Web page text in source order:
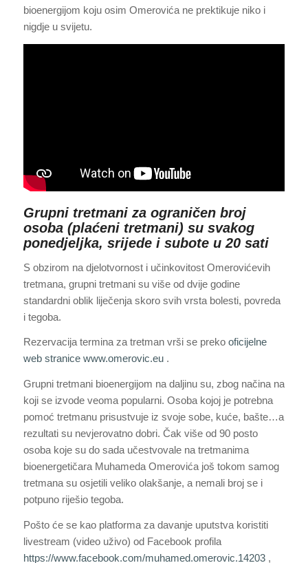
bioenergijom koju osim Omerovića ne prektikuje niko i
nigdje u svijetu.
Grupni tretmani za ograničen broj
osoba (plaćeni tretmani) su svakog
ponedjeljka, srijede i subote u 20 sati
S obzirom na djelotvornost i učinkovitost Omerovićevih
tretmana, grupni tretmani su više od dvije godine
standardni oblik liječenja skoro svih vrsta bolesti, povreda
i tegoba.
Rezervacija termina za tretman vrši se preko oficijelne
web stranice www.omerovic.eu.
Grupni tretmani bioenergijom na daljinu su, zbog načina na
koji se izvode veoma popularni. Osoba kojoj je potrebna
pomoć tretmanu prisustvuje iz svoje sobe, kuće, bašte…a
rezultati su nevjerovatno dobri. Čak više od 90 posto
osoba koje su do sada učestvovale na tretmanima
bioenergetičara Muhameda Omerovića još tokom samog
tretmana su osjetili veliko olakšanje, a nemali broj se i
potpuno riješio tegoba.
Pošto će se kao platforma za davanje uputstva koristiti
livestream (video uživo) od Facebook profila
https://www.facebook.com/muhamed.omerovic.14203,